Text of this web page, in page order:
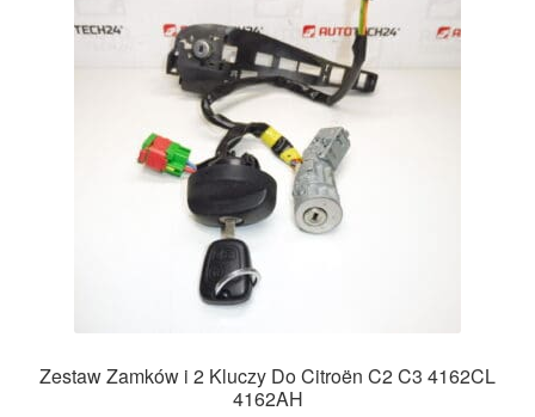
Zestaw Zamków i 2 Kluczy Do Citroën C2 C3 4162CL
4162AH